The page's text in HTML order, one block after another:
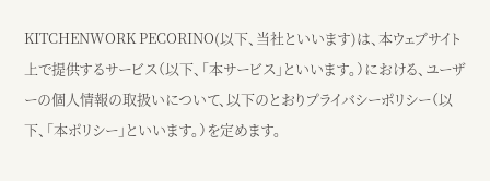
KITCHENWORK PECORINO(以下、当社といいます)は、本ウェブサイト
上で提供するサービス（以下、「本サービス」といいます。）における、ユーザ
ーの個人情報の取扱いについて、以下のとおりプライバシーポリシー（以
下、「本ポリシー」といいます。）を定めます。